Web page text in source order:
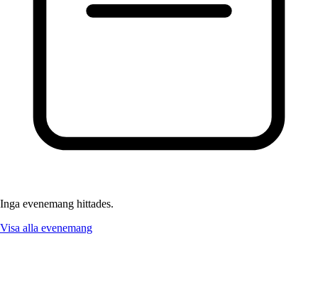
Inga evenemang hittades.
Visa alla evenemang